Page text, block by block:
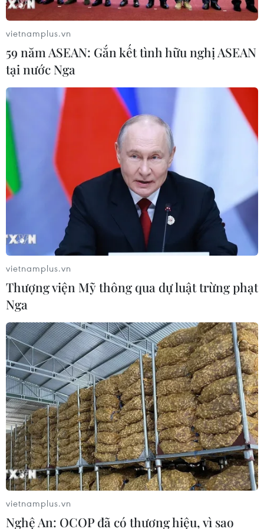
Nghệ An: Bị xử phạt vì phát
tán thông tin giả về sáp
nhập đơn vị hành chính
29/07/2026 10:28
Việt Nam-Lào tăng cường
Sắp khởi động Chiến dịch
TinAI? ứng phó làn sóng
tin giả
27/07/2026 06:04
Hợp tác truyền thông giữa
Viện Kiểm sát Nhân dân
Tối cao với TTXVN, Báo
Nhân Dân và VOV
Ký kết hợp tác truyền
thông giữa Viện Kiểm sát
Nhân dân Tối cao và 3 cơ
quan thông tấn, báo chí
24/07/2026 11:54
Lan tỏa giá trị các tác
phẩm bảo vệ nền tảng tư
tưởng của Đảng
24/07/2026 11:51
vietnamplus.vn
59 năm ASEAN: Gắn kết tình hữu nghị ASEAN
tại nước Nga
vietnamplus.vn
Thượng viện Mỹ thông qua dự luật trừng phạt
Nga
vietnamplus.vn
Nghệ An: OCOP đã có thương hiệu, vì sao